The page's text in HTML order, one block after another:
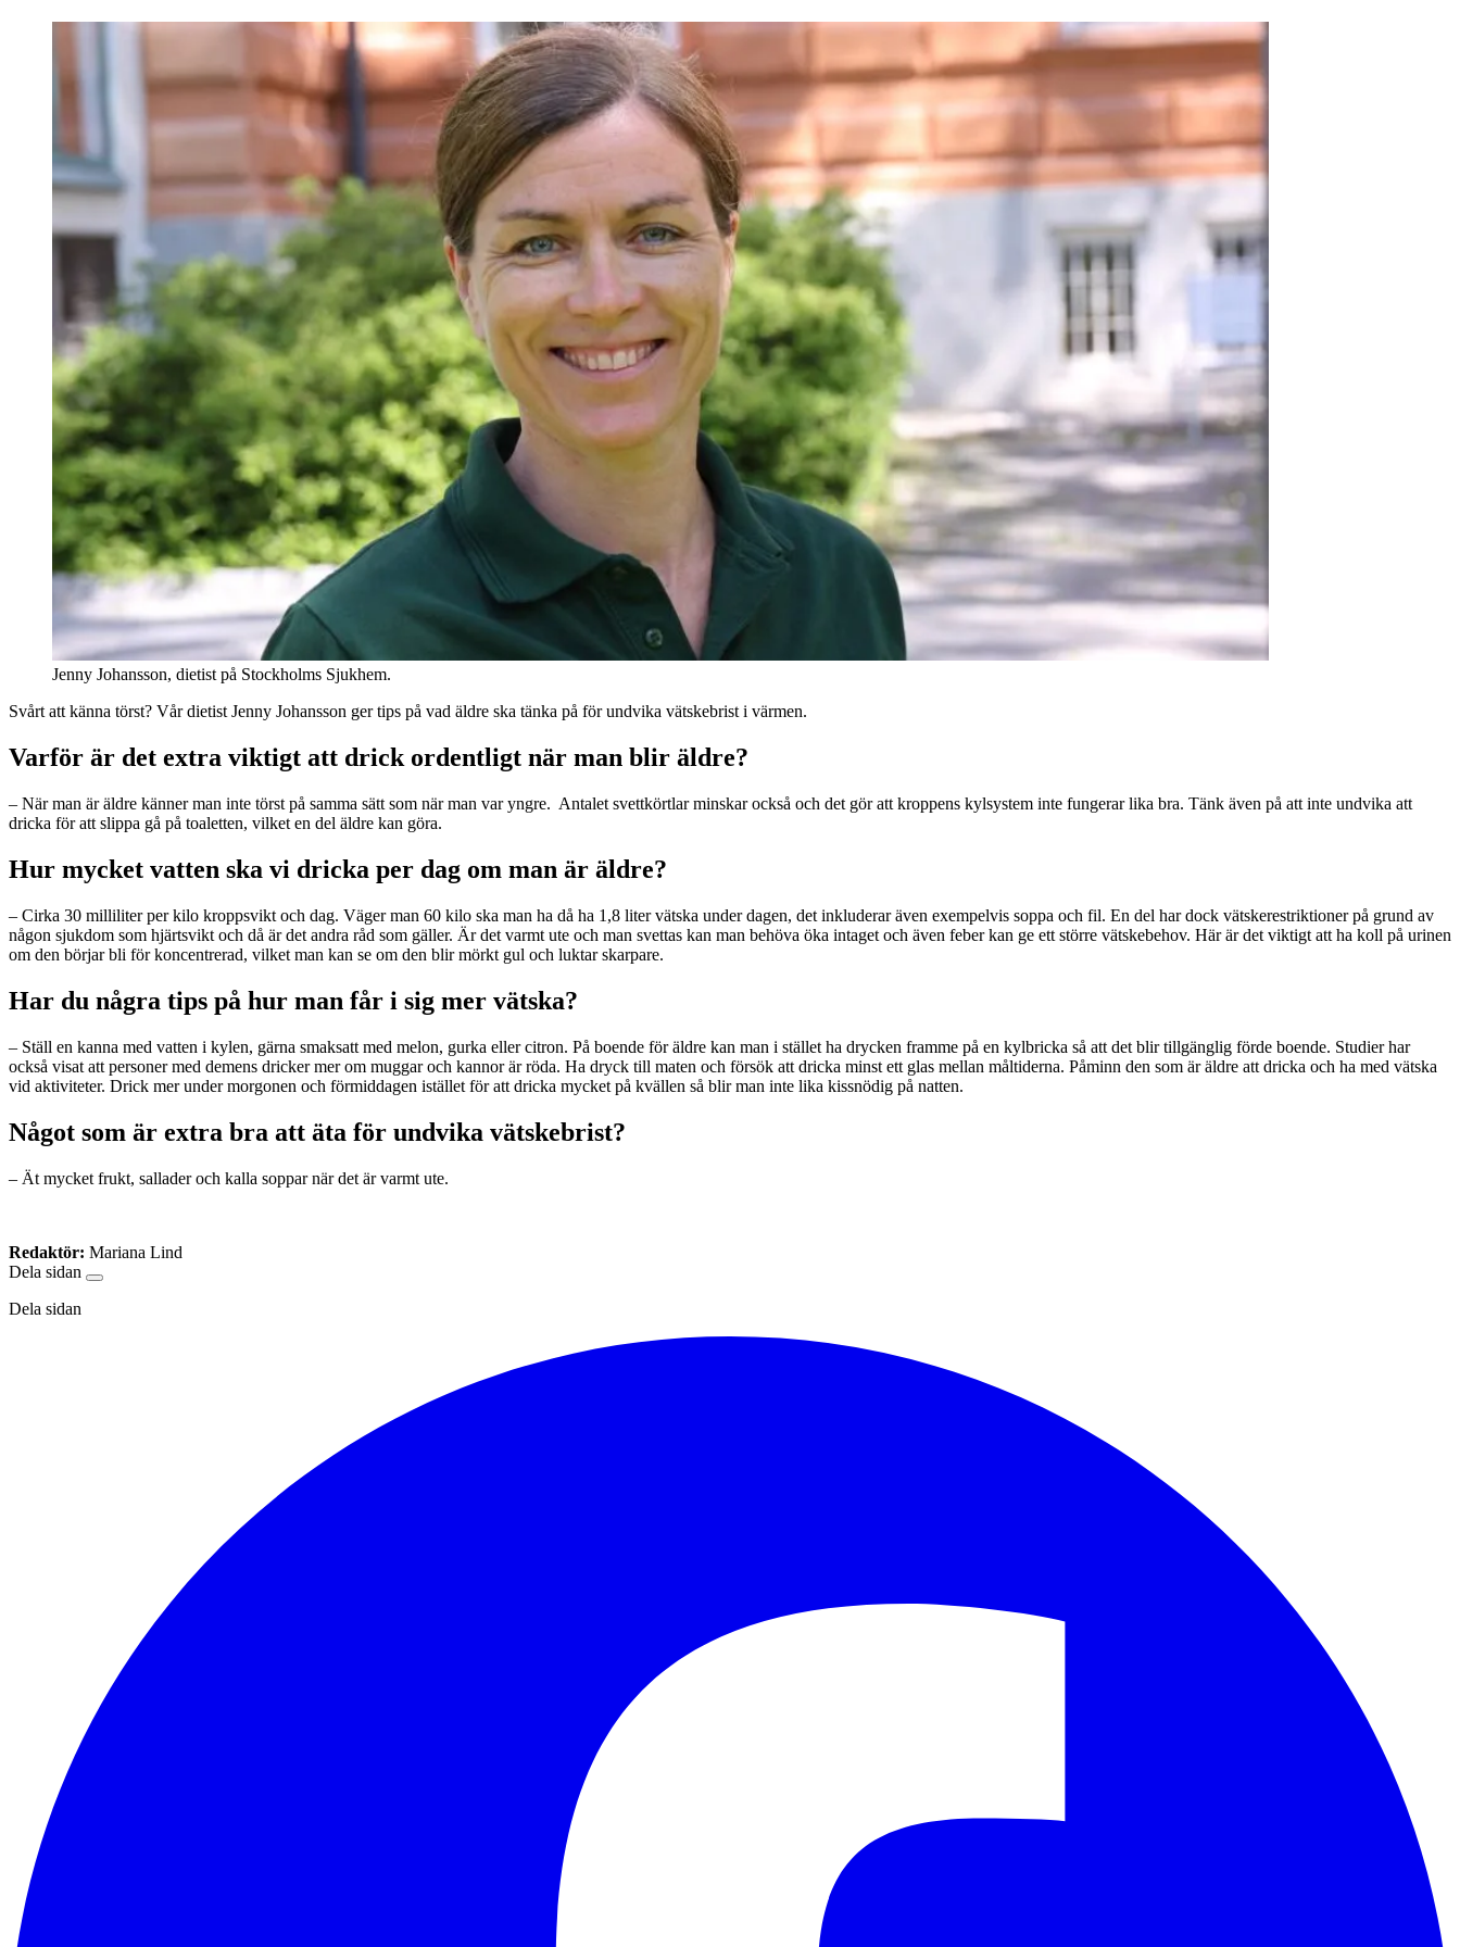
Jenny Johansson, dietist på Stockholms Sjukhem.
Svårt att känna törst? Vår dietist Jenny Johansson ger tips på vad äldre ska tänka på för undvika vätskebrist i värmen.
Varför är det extra viktigt att drick ordentligt när man blir äldre?
– När man är äldre känner man inte törst på samma sätt som när man var yngre. Antalet svettkörtlar minskar också och det gör att kroppens kylsystem inte fungerar lika bra. Tänk även på att inte undvika att
dricka för att slippa gå på toaletten, vilket en del äldre kan göra.
Hur mycket vatten ska vi dricka per dag om man är äldre?
– Cirka 30 milliliter per kilo kroppsvikt och dag. Väger man 60 kilo ska man ha då ha 1,8 liter vätska under dagen, det inkluderar även exempelvis soppa och fil. En del har dock vätskerestriktioner på grund av
någon sjukdom som hjärtsvikt och då är det andra råd som gäller. Är det varmt ute och man svettas kan man behöva öka intaget och även feber kan ge ett större vätskebehov. Här är det viktigt att ha koll på urinen
om den börjar bli för koncentrerad, vilket man kan se om den blir mörkt gul och luktar skarpare.
Har du några tips på hur man får i sig mer vätska?
– Ställ en kanna med vatten i kylen, gärna smaksatt med melon, gurka eller citron. På boende för äldre kan man i stället ha drycken framme på en kylbricka så att det blir tillgänglig förde boende. Studier har
också visat att personer med demens dricker mer om muggar och kannor är röda. Ha dryck till maten och försök att dricka minst ett glas mellan måltiderna. Påminn den som är äldre att dricka och ha med vätska
vid aktiviteter. Drick mer under morgonen och förmiddagen istället för att dricka mycket på kvällen så blir man inte lika kissnödig på natten.
Något som är extra bra att äta för undvika vätskebrist?
– Ät mycket frukt, sallader och kalla soppar när det är varmt ute.
Redaktör: Mariana Lind
Dela sidan
Dela sidan